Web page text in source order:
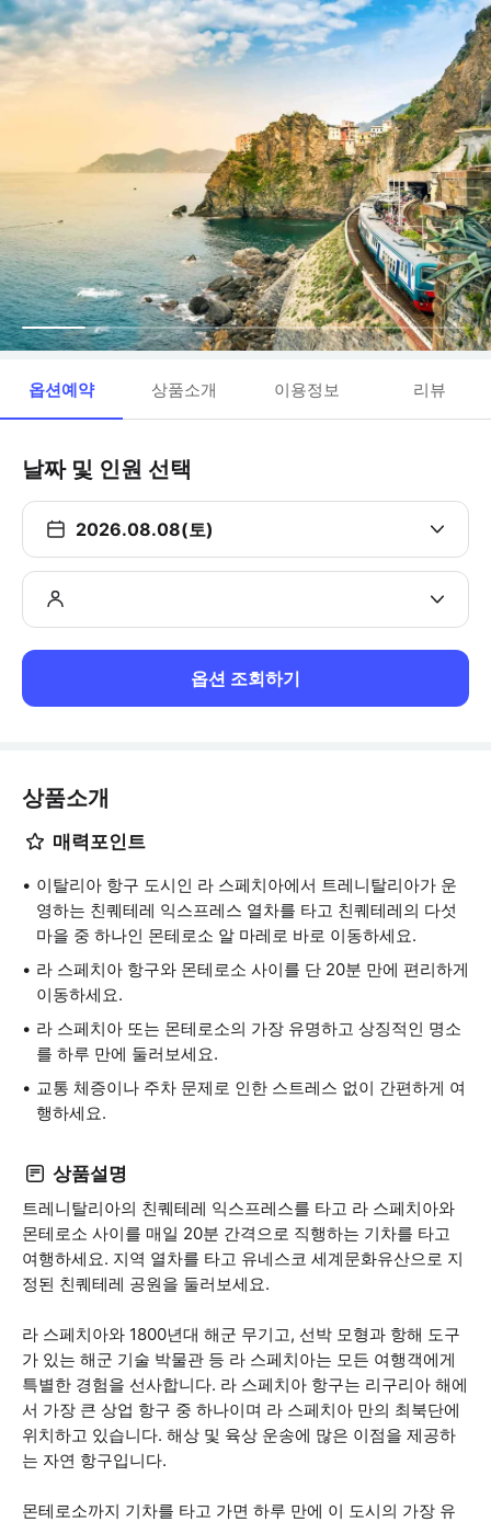
옵션예약 상품소개 이용정보 리뷰
날짜 및 인원 선택
2026.08.08(토)
옵션 조회하기
상품소개
매력포인트
이탈리아 항구 도시인 라 스페치아에서 트레니탈리아가 운
영하는 친퀘테레 익스프레스 열차를 타고 친퀘테레의 다섯
마을 중 하나인 몬테로소 알 마레로 바로 이동하세요.
라 스페치아 항구와 몬테로소 사이를 단 20분 만에 편리하게
이동하세요.
라 스페치아 또는 몬테로소의 가장 유명하고 상징적인 명소
를 하루 만에 둘러보세요.
교통 체증이나 주차 문제로 인한 스트레스 없이 간편하게 여
행하세요.
상품설명
트레니탈리아의 친퀘테레 익스프레스를 타고 라 스페치아와
몬테로소 사이를 매일 20분 간격으로 직행하는 기차를 타고
여행하세요. 지역 열차를 타고 유네스코 세계문화유산으로 지
정된 친퀘테레 공원을 둘러보세요.
라 스페치아와 1800년대 해군 무기고, 선박 모형과 항해 도구
가 있는 해군 기술 박물관 등 라 스페치아는 모든 여행객에게
특별한 경험을 선사합니다. 라 스페치아 항구는 리구리아 해에
서 가장 큰 상업 항구 중 하나이며 라 스페치아 만의 최북단에
위치하고 있습니다. 해상 및 육상 운송에 많은 이점을 제공하
는 자연 항구입니다.
몬테로소까지 기차를 타고 가면 하루 만에 이 도시의 가장 유